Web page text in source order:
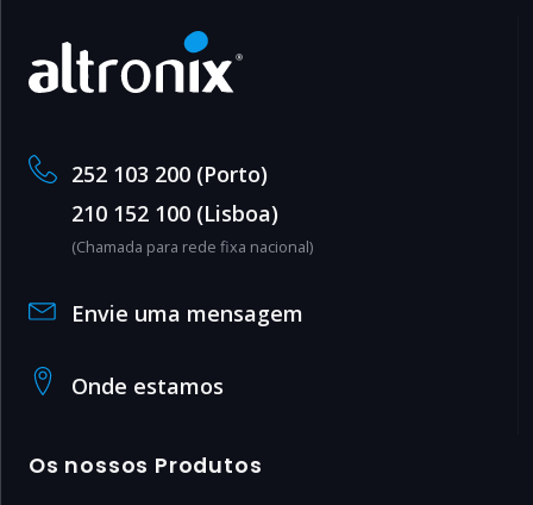
252 103 200 (Porto)
210 152 100 (Lisboa)
(Chamada para rede fixa nacional)
Envie uma mensagem
Onde estamos
Os nossos Produtos